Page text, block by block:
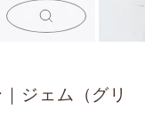
る
ジェム（グリ